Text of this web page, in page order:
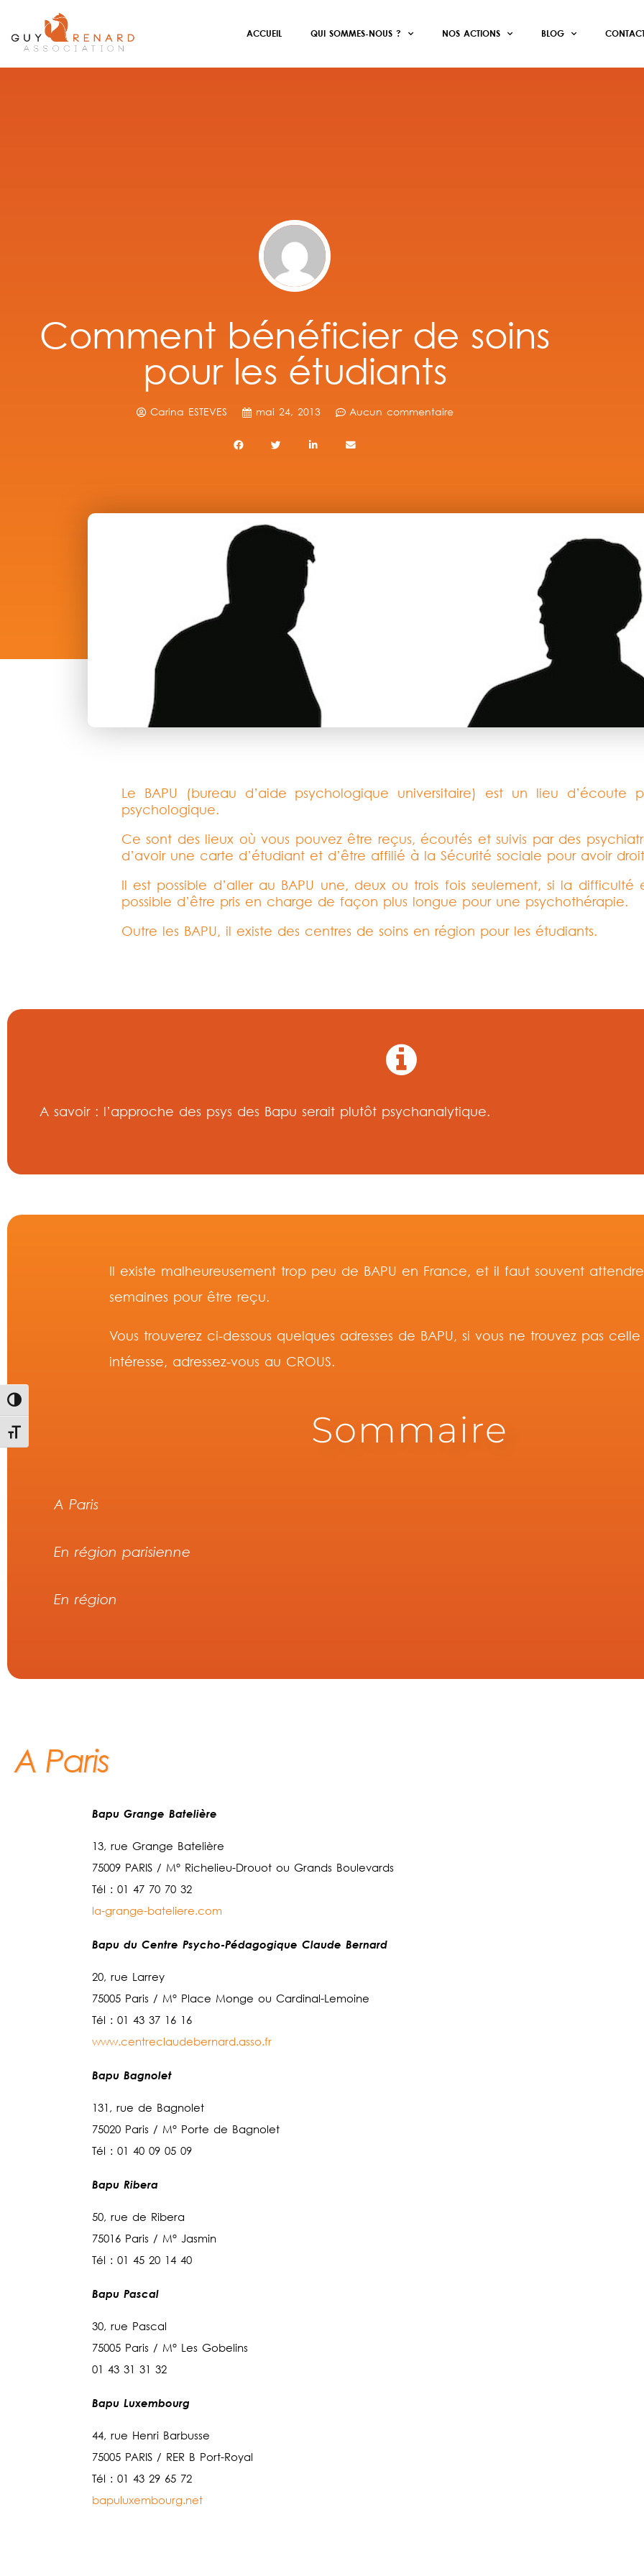
Passer en contraste élevé
Changer la taille de la police
ACCUEIL QUI SOMMES-NOUS ? NOS ACTIONS BLOG
Comment bénéficier de soins
pour les étudiants
Carina ESTEVES mai 24, 2013 Aucun commentaire
Le BAPU (bureau d’aide psychologique universitaire) est un lieu d’écoute
psychologique.
Ce sont des lieux où vous pouvez être reçus, écoutés et suivis par des
d’avoir une carte d’étudiant et d’être affilié à la Sécurité sociale pour avoir
Il est possible d’aller au BAPU une, deux ou trois fois seulement, si la
possible d’être pris en charge de façon plus longue pour une psychothérapie.
Outre les BAPU, il existe des centres de soins en région pour les étudiants.
A savoir : l’approche des psys des Bapu serait plutôt psychanalytique.
Il existe malheureusement trop peu de BAPU en France, et il faut souvent attendre
semaines pour être reçu.
Vous trouverez ci-dessous quelques adresses de BAPU, si vous ne trouvez pas
intéresse, adressez-vous au CROUS.
Sommaire
A Paris
En région parisienne
En région
A Paris
Bapu Grange Batelière
13, rue Grange Batelière
75009 PARIS / M° Richelieu-Drouot ou Grands Boulevards
Tél : 01 47 70 70 32
la-grange-bateliere.com
Bapu du Centre Psycho-Pédagogique Claude Bernard
20, rue Larrey
75005 Paris / M° Place Monge ou Cardinal-Lemoine
Tél : 01 43 37 16 16
www.centreclaudebernard.asso.fr
Bapu Bagnolet
131, rue de Bagnolet
75020 Paris / M° Porte de Bagnolet
Tél : 01 40 09 05 09
Bapu Ribera
50, rue de Ribera
75016 Paris / M° Jasmin
Tél : 01 45 20 14 40
Bapu Pascal
30, rue Pascal
75005 Paris / M° Les Gobelins
01 43 31 31 32
Bapu Luxembourg
44, rue Henri Barbusse
75005 PARIS / RER B Port-Royal
Tél : 01 43 29 65 72
bapuluxembourg.net